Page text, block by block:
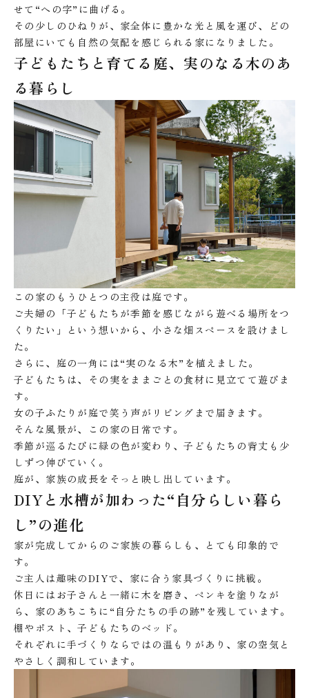
せて“への字”に曲げる。
その少しのひねりが、家全体に豊かな光と風を運び、どの
部屋にいても自然の気配を感じられる家になりました。
子どもたちと育てる庭、実のなる木のあ
る暮らし
この家のもうひとつの主役は庭です。
ご夫婦の「子どもたちが季節を感じながら遊べる場所をつ
くりたい」という想いから、小さな畑スペースを設けまし
た。
さらに、庭の一角には“実のなる木”を植えました。
子どもたちは、その実をままごとの食材に見立てて遊びま
す。
女の子ふたりが庭で笑う声がリビングまで届きます。
そんな風景が、この家の日常です。
季節が巡るたびに緑の色が変わり、子どもたちの背丈も少
しずつ伸びていく。
庭が、家族の成長をそっと映し出しています。
DIYと水槽が加わった“自分らしい暮ら
し”の進化
家が完成してからのご家族の暮らしも、とても印象的で
す。
ご主人は趣味のDIYで、家に合う家具づくりに挑戦。
休日にはお子さんと一緒に木を磨き、ペンキを塗りなが
ら、家のあちこちに“自分たちの手の跡”を残しています。
棚やポスト、子どもたちのベッド。
それぞれに手づくりならではの温もりがあり、家の空気と
やさしく調和しています。